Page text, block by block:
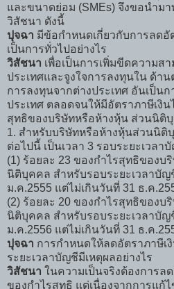
และขนาดย่อม (SMEs) จึงขอนำม
วิสัชนา ดังนี้
ปุจฉา มีข้อกำหนดเกี่ยวกับการลดอั
เป็นการทั่วไปอย่างไร
วิสัชนา เพื่อเป็นการเพิ่มขีดความส
ประเทศและจูงใจการลงทุนใน ด้าน
การลงทุนจากต่างประเทศ อันเป็น
ประเทศ ตลอดจนให้มีอัตราภาษีเงิ
สุทธิของบริษัทหรือห้างหุ้น ส่วนนิติ
1. สำหรับบริษัทหรือห้างหุ้นส่วนนิติ
ต่อไปนี้ เป็นเวลา 3 รอบระยะเวลา
(1) ร้อยละ 23 ของกำไรสุทธิของบ
นิติบุคคล สำหรับรอบระยะเวลาบัญ
ม.ค.2555 แต่ไม่เกินวันที่ 31 ธ.ค
(2) ร้อยละ 20 ของกำไรสุทธิของบ
นิติบุคคล สำหรับรอบระยะเวลาบัญ
ม.ค.2556 แต่ไม่เกินวันที่ 31 ธ.ค
ปุจฉา การกำหนดให้ลดอัตราภาษีเ
ระยะเวลาบัญชีมีเหตุผลอย่างไร
วิสัชนา ในความเป็นจริงต้องการล
ของกำไรสุทธิ แต่เนื่องจากการแ